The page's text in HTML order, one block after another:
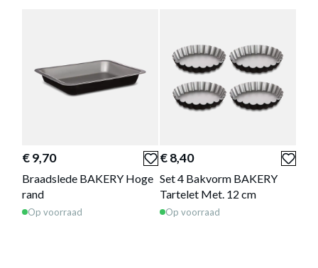
€ 9,70
Braadslede BAKERY Hoge
rand
Op voorraad
€ 8,40
Set 4 Bakvorm BAKERY
Tartelet Met. 12 cm
Op voorraad
Productnummer: Y14450017306
€ 6,20
Prijs per stuk, incl. btw en excl. verzendkosten